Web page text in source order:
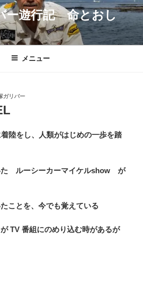
遊行記 命とおし
メニュー
ガリバー
陸をし、人類がはじめの一歩を踏
た ルーシーカーマイケルshow が
ことを、今でも覚えている
TV 番組にのめり込む時があるが